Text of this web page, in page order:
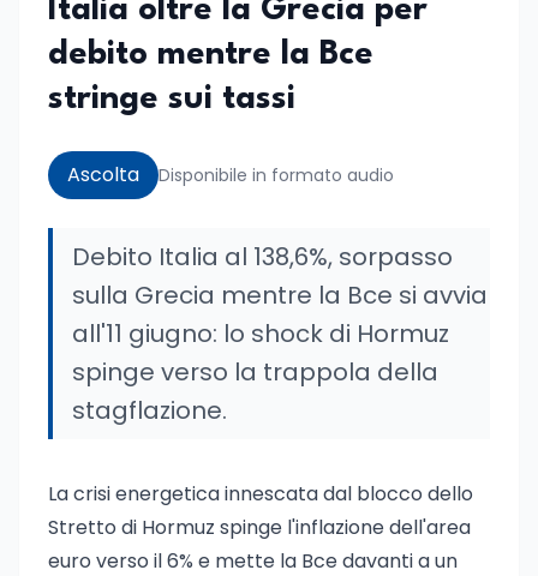
Italia oltre la Grecia per
debito mentre la Bce
stringe sui tassi
Ascolta Disponibile in formato audio
Debito Italia al 138,6%, sorpasso
sulla Grecia mentre la Bce si avvia
all'11 giugno: lo shock di Hormuz
spinge verso la trappola della
stagflazione.
La crisi energetica innescata dal blocco dello
Stretto di Hormuz spinge l'inflazione dell'area
euro verso il 6% e mette la Bce davanti a un